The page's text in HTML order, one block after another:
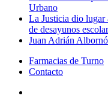
Urbano
La Justicia dio lugar
de desayunos
Juan Adrián
Farmacias de Turno
Contacto